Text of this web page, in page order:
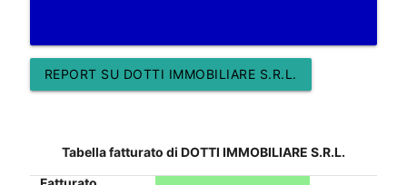
REPORT SU DOTTI IMMOBILIARE S.R.L.
Tabella fatturato di DOTTI IMMOBILIARE S.R.L.